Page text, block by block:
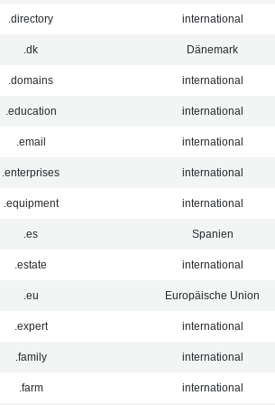
.directory international
.dk Dänemark
.domains international
.education international
.email international
.enterprises international
.equipment international
.es Spanien
.estate international
.eu Europäische Union
.expert international
.family international
.farm international